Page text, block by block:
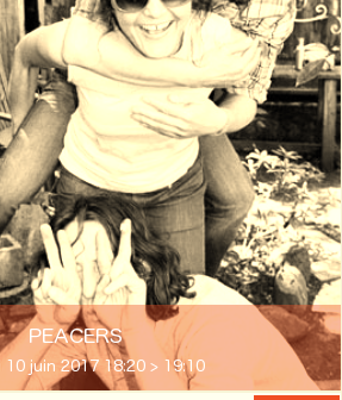
PEACERS
10 juin 2017 18:20 > 19:10